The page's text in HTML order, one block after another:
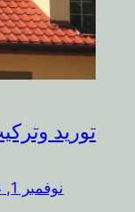
توريد
نوفمبر 1, 2024